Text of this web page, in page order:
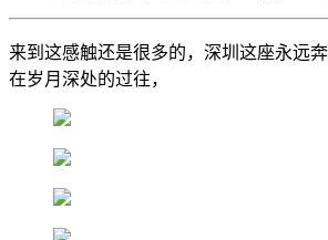
来到这感触还是很多的，深圳这座永远
在岁月深处的过往，